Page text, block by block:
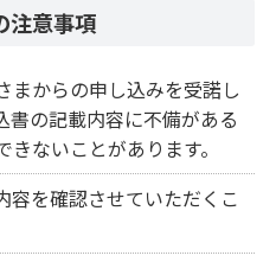
注意事項
まからの申し込みを受諾し
書の記載内容に不備がある
ないことがあります。
容を確認させていただくこ